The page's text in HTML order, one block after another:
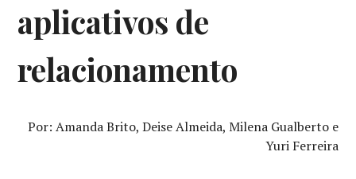
aplicativos de
relacionamento
Por: Amanda Brito, Deise Almeida, Milena Gualberto e
Yuri Ferreira